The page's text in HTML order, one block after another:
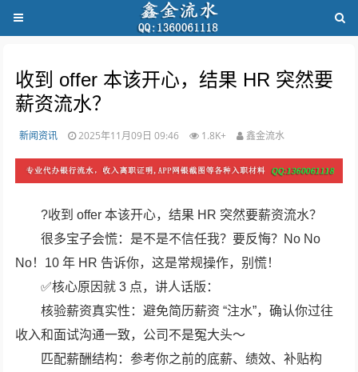
收到 offer 本该开心，结果 HR 突然要
薪资流水？
新闻资讯 2025年11月09日 09:46 1.8K+ 鑫金流水
?收到 offer 本该开心，结果 HR 突然要薪资流水？
很多宝子会慌：是不是不信任我？要反悔？No No
No！10 年 HR 告诉你，这是常规操作，别慌！
✅核心原因就 3 点，讲人话版：
核验薪资真实性：避免简历薪资 “注水”，确认你过往
收入和面试沟通一致，公司不是冤大头～
匹配薪酬结构：参考你之前的底薪、绩效、补贴构